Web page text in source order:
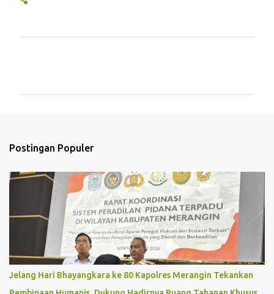
r
Postingan Populer
Jelang Hari Bhayangkara ke 80 Kapolres Merangin Tekankan